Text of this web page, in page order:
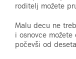
roditelj možete
Malu decu ne
i osnovce
počevši od